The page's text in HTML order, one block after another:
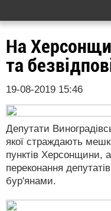
На
та
19-08-2019 15:46
Депутати
якої страждають
пунктів Херсонщини,
переконання
бур'янами.